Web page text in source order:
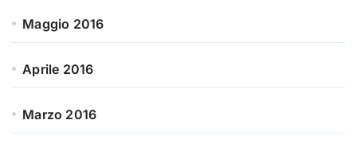
Maggio 2016
Aprile 2016
Marzo 2016